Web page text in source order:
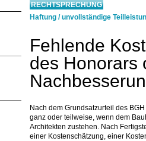
RECHTSPRECHUNG
Haftung /unvollständige
Fehlende
des Honorars
Nach dem Grundsatzurteil des
ganz oder teilweise, wenn dem
Architekten zustehen. Nach
einer Kostenschätzung, einer